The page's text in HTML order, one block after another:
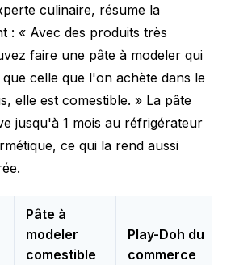
culinaire, résume la
: « Avec des produits très
faire une pâte à modeler qui
celle que l'on achète dans le
elle est comestible. » La pâte
jusqu'à 1 mois au réfrigérateur
ce qui la rend aussi
Pâte à
modeler
comestible
Play-Doh du
commerce